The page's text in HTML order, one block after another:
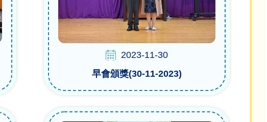
2023-11-30
早會頒獎(30-11-2023)